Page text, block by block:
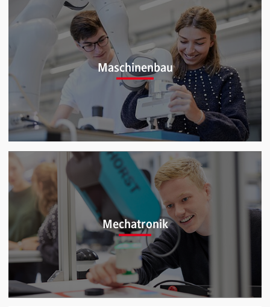
Luft- und Raumfahrttechnik (B.Eng.)
Maschinenbau
Maschinenbau (B.Eng.)
Mechatronik